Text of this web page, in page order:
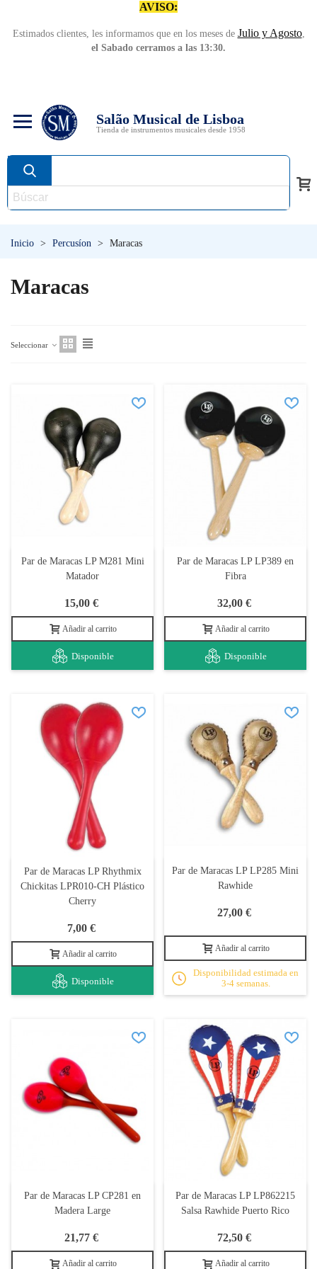
AVISO:
Estimados clientes, les informamos que en los meses de Julio y Agosto,
el Sabado cerramos a las 13:30.
Salão Musical de Lisboa
Tienda de instrumentos musicales desde 1958
Inicio > Percusíon > Maracas
Maracas
Seleccionar
Par de Maracas LP M281 Mini
Matador
15,00 €
Añadir al carrito
Disponible
Par de Maracas LP LP389 en
Fibra
32,00 €
Añadir al carrito
Disponible
Par de Maracas LP Rhythmix
Chickitas LPR010-CH Plástico
Cherry
7,00 €
Añadir al carrito
Disponible
Par de Maracas LP LP285 Mini
Rawhide
27,00 €
Añadir al carrito
Disponibilidad estimada en
3-4 semanas.
Par de Maracas LP CP281 en
Madera Large
21,77 €
Añadir al carrito
Par de Maracas LP LP862215
Salsa Rawhide Puerto Rico
72,50 €
Añadir al carrito